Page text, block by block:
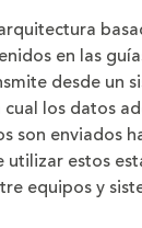
en las
desde un
cual los datos
son enviados
estos
equipos y